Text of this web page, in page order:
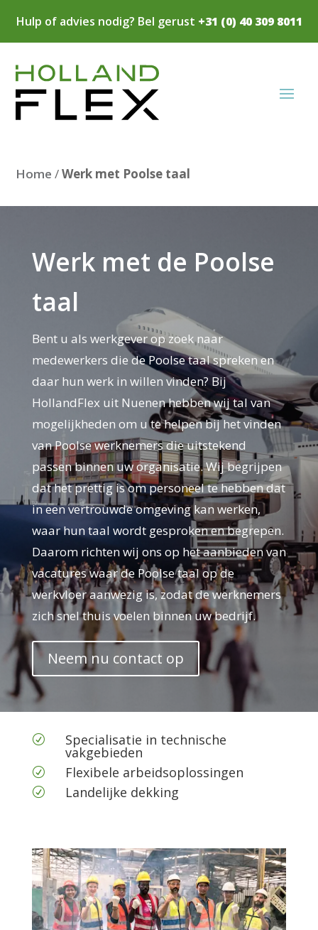
Hulp of advies nodig? Bel gerust +31 (0) 40 309 8011
Home /Werk met Poolse taal
Werk met de Poolse
taal
Bent u als werkgever op zoek naar
medewerkers die de Poolse taal spreken en
daar hun werk in willen vinden? Bij
HollandFlex uit Nuenen hebben wij tal van
mogelijkheden om u te helpen bij het vinden
van Poolse werknemers die uitstekend
passen binnen uw organisatie. Wij begrijpen
dat het prettig is om personeel te hebben dat
in een vertrouwde omgeving kan werken,
waar hun taal wordt gesproken en begrepen.
Daarom richten wij ons op het aanbieden van
vacatures waar de Poolse taal op de
werkvloer aanwezig is, zodat de werknemers
zich snel thuis voelen binnen uw bedrijf.
Neem nu contact op
R Specialisatie in technische
vakgebieden
R Flexibele arbeidsoplossingen
R Landelijke dekking